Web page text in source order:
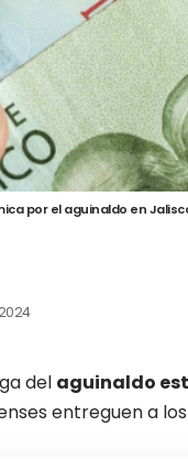
por el aguinaldo en
del aguinaldo
entreguen a